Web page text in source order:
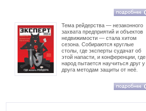
Тема рейдерства — незаконного
захвата предприятий и объектов
недвижимости — стала хитом
сезона. Собираются круглые
столы, где эксперты судачат об
этой напасти, и конференции, где
народ пытается научиться друг у
друга методам защиты от неё.